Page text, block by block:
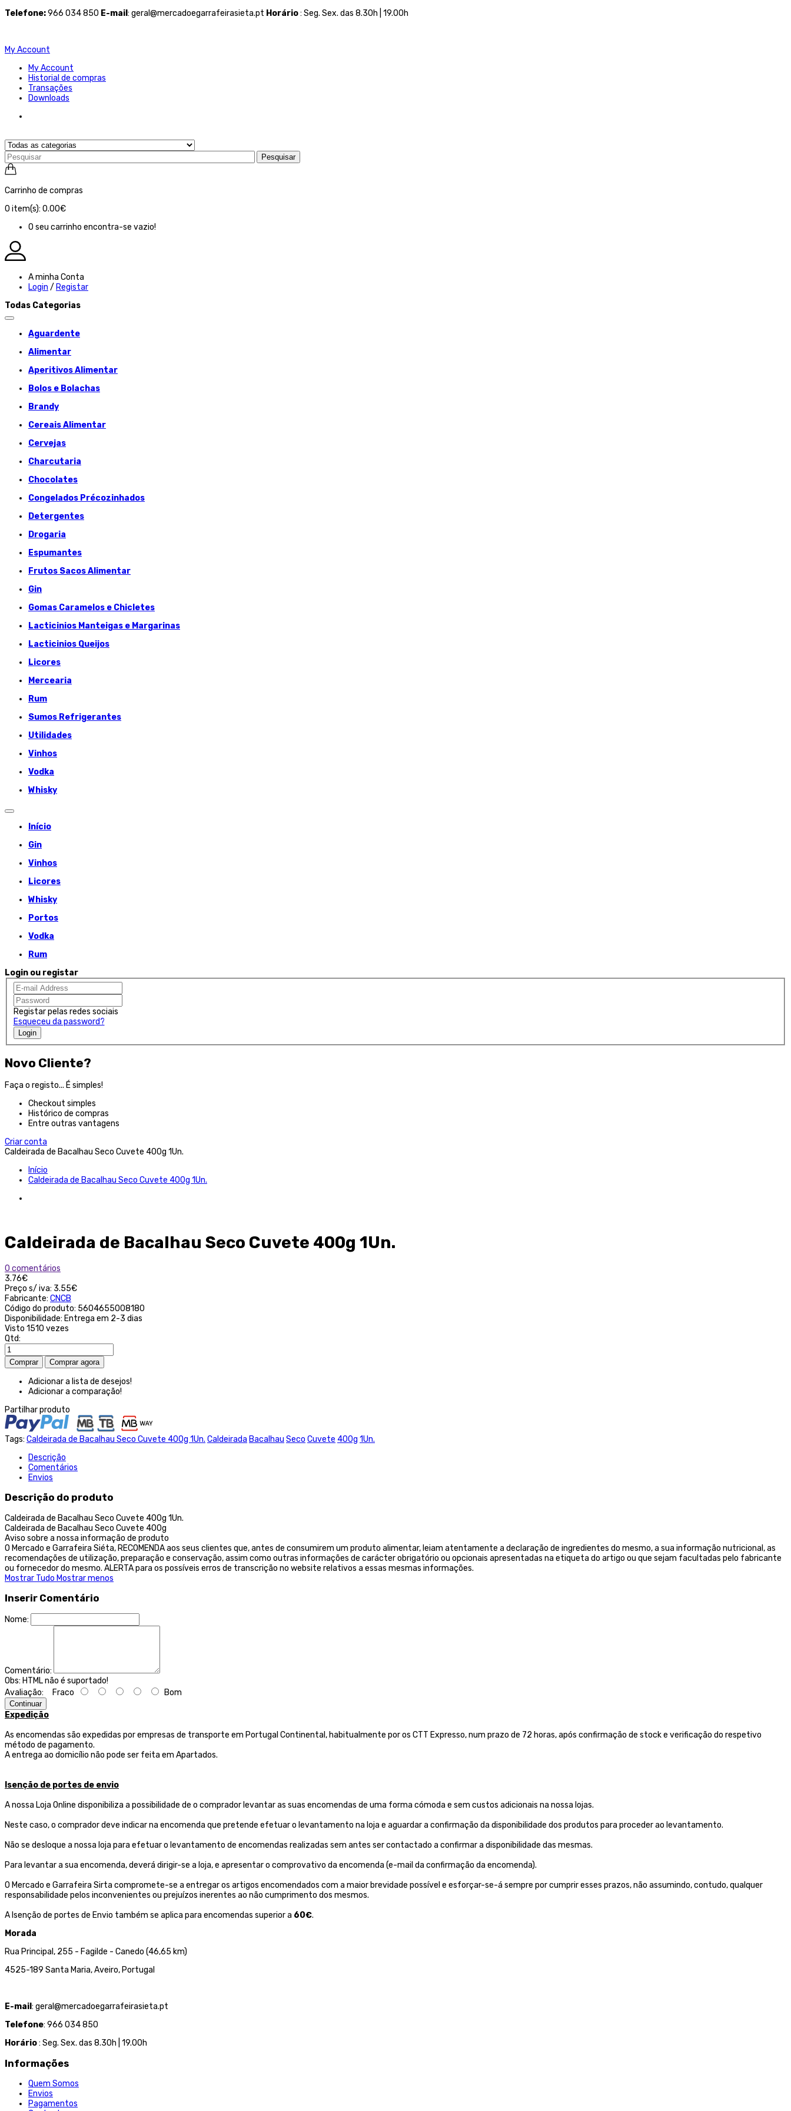
Telefone:966 034 850 E-mail : geral@mercadoegarrafeirasieta.pt Horário: Seg. Sex. das 8.30h | 19.00h
My Account
My Account
Historial de compras
Transações
Downloads
Pesquisar
Carrinho de compras
0 item(s): 0.00€
O seu carrinho encontra-se vazio!
A minha Conta
Login / Registar
Todas Categorias
Aguardente
Alimentar
Aperitivos Alimentar
Bolos e Bolachas
Brandy
Cereais Alimentar
Cervejas
Charcutaria
Chocolates
Congelados Précozinhados
Detergentes
Drogaria
Espumantes
Frutos Sacos Alimentar
Gin
Gomas Caramelos e Chicletes
Lacticinios Manteigas e Margarinas
Lacticinios Queijos
Licores
Mercearia
Rum
Sumos Refrigerantes
Utilidades
Vinhos
Vodka
Whisky
Início
Gin
Vinhos
Licores
Whisky
Portos
Vodka
Rum
Login ou registar
Registar pelas redes sociais
Esqueceu da password?
Login
Novo Cliente?
Faça o registo... É simples!
Checkout simples
Histórico de compras
Entre outras vantagens
Criar conta
Caldeirada de Bacalhau Seco Cuvete 400g 1Un.
Início
Caldeirada de Bacalhau Seco Cuvete 400g 1Un.
Caldeirada de Bacalhau Seco Cuvete 400g 1Un.
0 comentários
3.76€
Preço s/ iva: 3.55€
Fabricante: CNCB
Código do produto: 5604655008180
Disponibilidade: Entrega em 2-3 dias
Visto 1510 vezes
Qtd:
Adicionar a lista de desejos!
Adicionar a comparação!
Partilhar produto
Tags: Caldeirada de Bacalhau Seco Cuvete 400g 1Un. Caldeirada Bacalhau Seco Cuvete 400g 1Un.
Descrição
Comentários
Envios
Descrição do produto
Caldeirada de Bacalhau Seco Cuvete 400g 1Un.
Caldeirada de Bacalhau Seco Cuvete 400g
Aviso sobre a nossa informação de produto
O Mercado e Garrafeira Siéta, RECOMENDA aos seus clientes que, antes de consumirem um produto alimentar, leiam atentamente a declaração de ingredientes do mesmo, a sua informação nutricional, as
recomendações de utilização, preparação e conservação, assim como outras informações de carácter obrigatório ou opcionais apresentadas na etiqueta do artigo ou que sejam facultadas pelo fabricante
ou fornecedor do mesmo. ALERTA para os possíveis erros de transcrição no website relativos a essas mesmas informações.
Mostrar Tudo Mostrar menos
Inserir Comentário
Nome:
Comentário:
Obs: HTML não é suportado!
Avaliação: Fraco Bom
Continuar
Expedição
As encomendas são expedidas por empresas de transporte em Portugal Continental, habitualmente por os CTT Expresso,num prazo de 72 horas, após confirmação de stock e verificação do respetivo
método de pagamento.
A entrega ao domicílio não pode ser feita em Apartados.
Isenção de portes de envio
A nossa Loja Online disponibiliza a possibilidade de o comprador levantar as suas encomendas de uma forma cómoda e sem custos adicionais na nossa lojas.
Neste caso, o comprador deve indicar na encomenda que pretende efetuar o levantamento na loja e aguardar a confirmação da disponibilidade dos produtos para proceder ao levantamento.
Não se desloque a nossa loja para efetuar o levantamento de encomendas realizadas sem antes ser contactado a confirmar a disponibilidade das mesmas.
Para levantar a sua encomenda, deverá dirigir-se a loja, e apresentar o comprovativo da encomenda (e-mail da confirmação da encomenda).
O Mercado e Garrafeira Sirta compromete-se a entregar os artigos encomendados com a maior brevidade possível e esforçar-se-á sempre por cumprir esses prazos, não assumindo, contudo, qualquer
responsabilidade pelos inconvenientes ou prejuízos inerentes ao não cumprimento dos mesmos.
A Isenção de portes de Envio também se aplica para encomendas superior a 60€.
Morada
Rua Principal, 255 - Fagilde - Canedo (46,65 km)
4525-189 Santa Maria, Aveiro, Portugal
E-mail: geral@mercadoegarrafeirasieta.pt
Telefone: 966 034 850
Horário: Seg. Sex. das 8.30h | 19.00h
Informações
Quem Somos
Envios
Pagamentos